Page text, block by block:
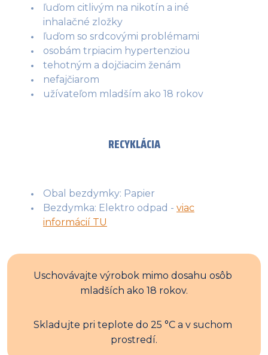
ľuďom citlivým na nikotín a iné
inhalačné zložky
ľuďom so srdcovými problémami
osobám trpiacim hypertenziou
tehotným a dojčiacim ženám
nefajčiarom
užívateľom mladším ako 18 rokov
RECYKLÁCIA
Obal bezdymky: Papier
Bezdymka: Elektro odpad - viac
informácií TU
Uschovávajte výrobok mimo dosahu osôb
mladších ako 18 rokov.
Skladujte pri teplote do 25 °C a v suchom
prostredí.